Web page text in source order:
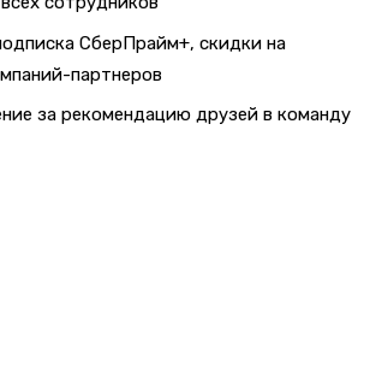
СберПрайм+, скидки на
партнеров
за рекомендацию друзей в команду